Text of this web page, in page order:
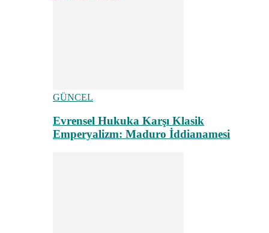
GÜNCEL
Evrensel Hukuka Karşı Klasik
Emperyalizm: Maduro İddianamesi